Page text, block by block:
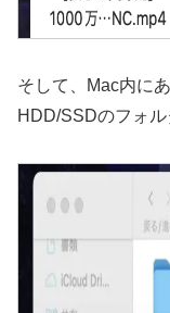
そして、Mac内に
HDD/SSDのフォル